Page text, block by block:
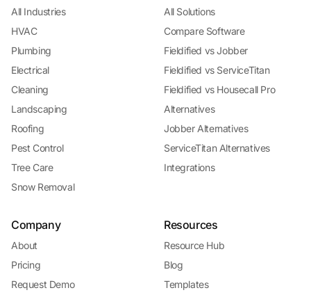
All Industries
HVAC
Plumbing
Electrical
Cleaning
Landscaping
Roofing
Pest Control
Tree Care
Snow Removal
All Solutions
Compare Software
Fieldified vs Jobber
Fieldified vs ServiceTitan
Fieldified vs Housecall Pro
Alternatives
Jobber Alternatives
ServiceTitan Alternatives
Integrations
Company
About
Pricing
Request Demo
Resources
Resource Hub
Blog
Templates